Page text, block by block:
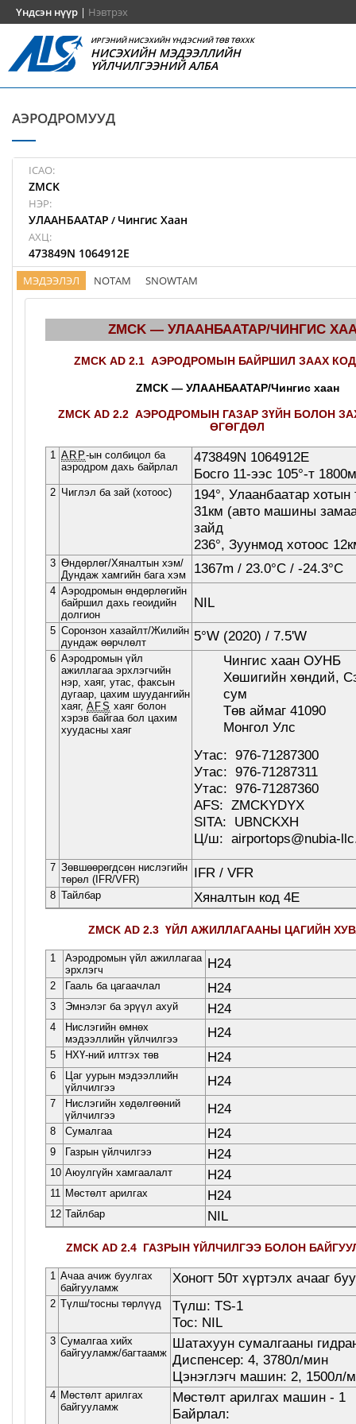
Үндсэн нүүр | Нэвтрэх
ИРГЭНИЙ НИСЭХИЙН ҮНДЭСНИЙ ТӨВ ТӨХХК
НИСЭХИЙН МЭДЭЭЛЛИЙН
ҮЙЛЧИЛГЭЭНИЙ АЛБА
АЭРОДРОМУУД
ICAO:
ZMCK
НЭР:
УЛААНБААТАР / Чингис Хаан
АХЦ:
473849N 1064912E
МЭДЭЭЛЭЛ NOTAM SNOWTAM